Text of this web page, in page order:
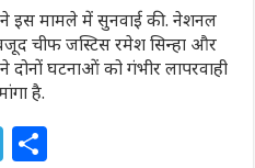
ने इस मामले में सुनवाई की. नेशनल
चीफ जस्टिस रमेश सिन्हा और
दोनों घटनाओं को गंभीर लापरवाही
है.
T